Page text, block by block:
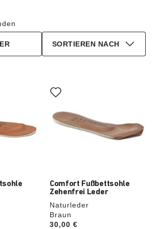
SORTIEREN NACH
Comfort Fußbettsohle
Zehenfrei Leder
Naturleder
Braun
Price:
30,00 €
Anklicken
der
werden
Produktbilder